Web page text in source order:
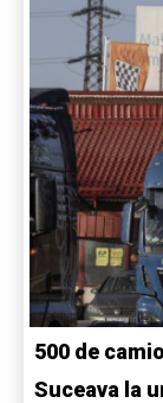
500 de
Suceava la